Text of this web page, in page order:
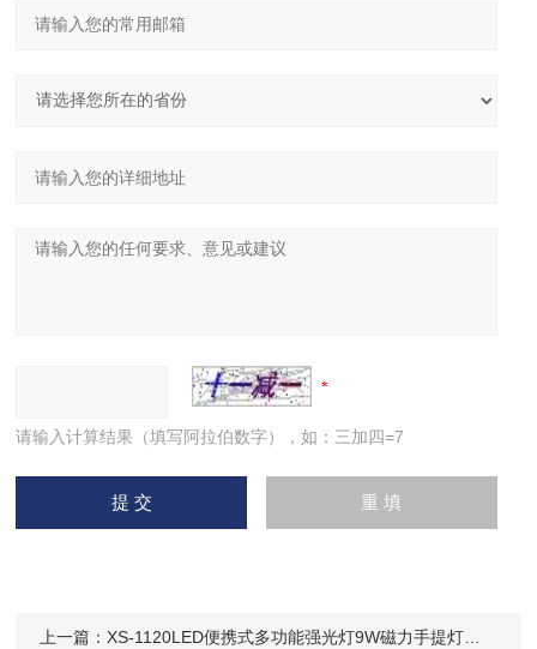
请输入计算结果（填写阿拉伯数字），如：三加四=7
上一篇： XS-1120LED便携式多功能强光灯9W磁力手提灯充电